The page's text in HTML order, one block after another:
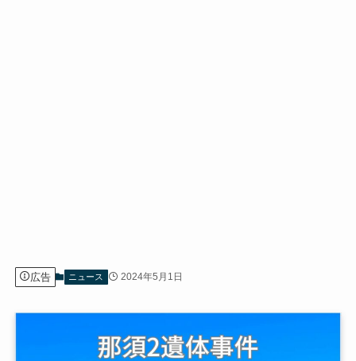
広告 ニュース 2024年5月1日